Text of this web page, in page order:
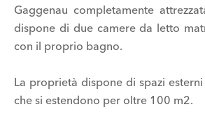
Gaggenau completamente
dispone di due camere da letto
con il proprio bagno.
La proprietà dispone di spazi
che si estendono per oltre 100 m2.